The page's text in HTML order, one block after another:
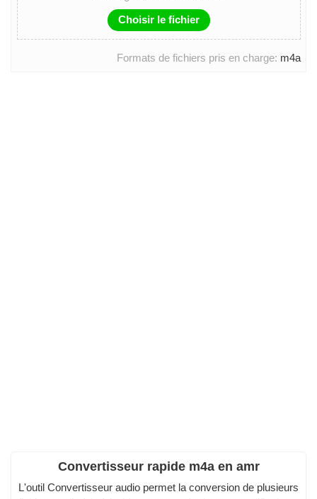
Choisir le fichier
Formats de fichiers pris en charge: m4a
Convertisseur rapide m4a en amr
L'outil Convertisseur audio permet la conversion de plusieurs